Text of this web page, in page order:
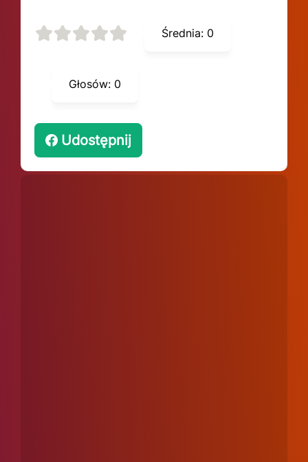
Średnia: 0
Głosów: 0
Udostępnij